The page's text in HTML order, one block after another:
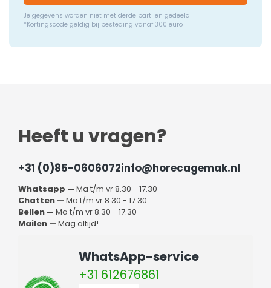
Je gegevens worden niet met derde partijen gedeeld
*Kortingscode geldig bij besteding vanaf 300 euro
Heeft u vragen?
+31 (0)85-0606072info@horecagemak.nl
Whatsapp — Ma t/m vr 8.30 - 17.30
Chatten — Ma t/m vr 8.30 - 17.30
Bellen — Ma t/m vr 8.30 - 17.30
Mailen — Mag altijd!
WhatsApp-service
+31 612676861